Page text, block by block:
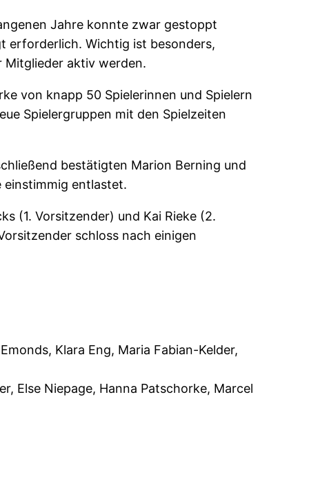
Jahre konnte zwar gestoppt
erforderlich. Wichtig ist besonders,
Mitglieder aktiv werden.
von knapp 50 Spielerinnen und Spielern
Spielergruppen mit den Spielzeiten
bestätigten Marion Berning und
einstimmig entlastet.
(1. Vorsitzender) und Kai Rieke (2.
schloss nach einigen
Klara Eng, Maria Fabian-Kelder,
Else Niepage, Hanna Patschorke, Marcel